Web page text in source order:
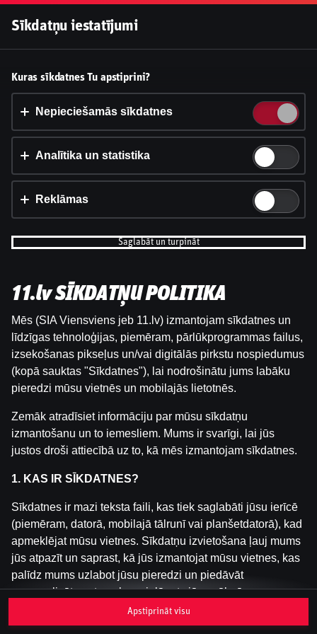
Šai spēlei nav pieejama demo versija. Lūdzu,
pieslēdzies, lai spēlētu ar īstu naudu.
Pieslēgties
Vai pieņemt sīkdatnes?
Šī vietne izmanto 3 dažādu veidu sīkdatnes: obligāti
nepieciešamās, analītikas un statistikas, reklāmas.
Iestatījumi un informācija
Sīkdatņu iestatījumi
Kuras sīkdatnes Tu apstiprini?
Nepieciešamās sīkdatnes
Analītika un statistika
Reklāmas
Saglabāt un turpināt
11.lv SĪKDATŅU POLITIKA
Mēs (SIA Viensviens jeb 11.lv) izmantojam sīkdatnes un
līdzīgas tehnoloģijas, piemēram, pārlūkprogrammas failus,
izsekošanas pikseļus un/vai digitālās pirkstu nospiedumus
(kopā sauktas "Sīkdatnes"), lai nodrošinātu jums labāku
pieredzi mūsu vietnēs un mobilajās lietotnēs.
Zemāk atradīsiet informāciju par mūsu sīkdatņu
izmantošanu un to iemesliem. Mums ir svarīgi, lai jūs
justos droši attiecībā uz to, kā mēs izmantojam sīkdatnes.
1. KAS IR SĪKDATNES?
Sīkdatnes ir mazi teksta faili, kas tiek saglabāti jūsu ierīcē
(piemēram, datorā, mobilajā tālrunī vai planšetdatorā), kad
apmeklējat mūsu vietnes. Sīkdatņu izvietošana ļauj mums
jūs atpazīt un saprast, kā jūs izmantojat mūsu vietnes, kas
palīdz mums uzlabot jūsu pieredzi un piedāvāt
personalizētu saturu, kas pielāgots jūsu vēlmēm.
Sīkdatnes var būt pagaidu (tā sauktas "sesijas sīkdatnes")
Apstiprināt visu